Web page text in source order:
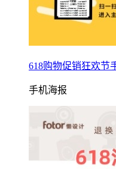
618购物促销狂欢节
手机海报